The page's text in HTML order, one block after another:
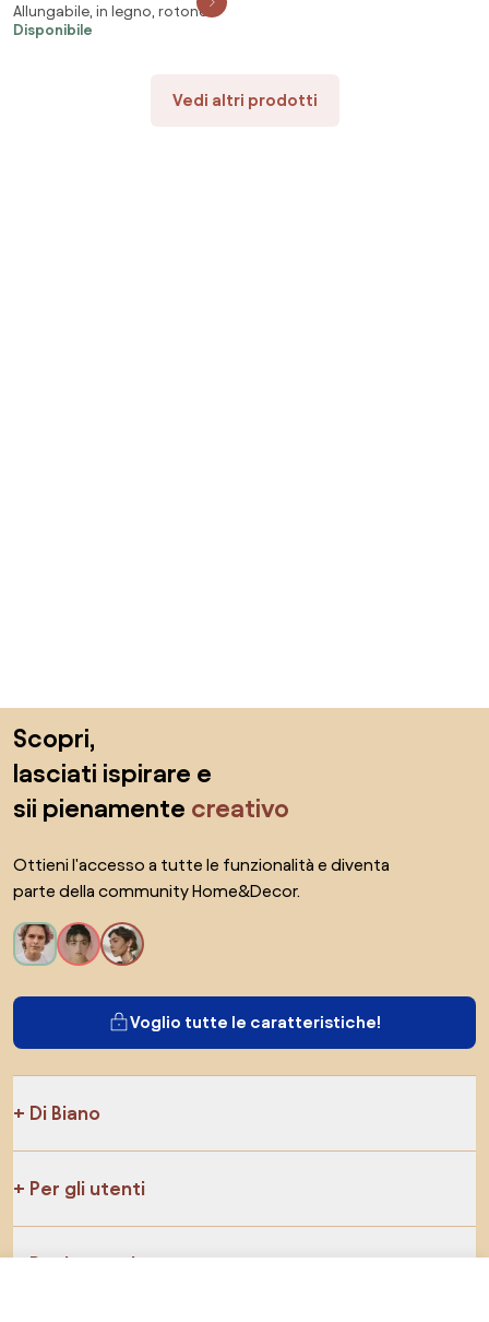
nere – TAVOLO ROTONDO
GRANDE Ø110 ALLUNGABILE FINO A
Allungabile, in legno, rotondo
Disponibile
Vedi altri prodotti
Scopri,
lasciati ispirare e
sii pienamente creativo
Ottieni l'accesso a tutte le funzionalità e diventa
parte della community Home&Decor.
Voglio tutte le caratteristiche!
Di Biano
Per gli utenti
Per i negozi